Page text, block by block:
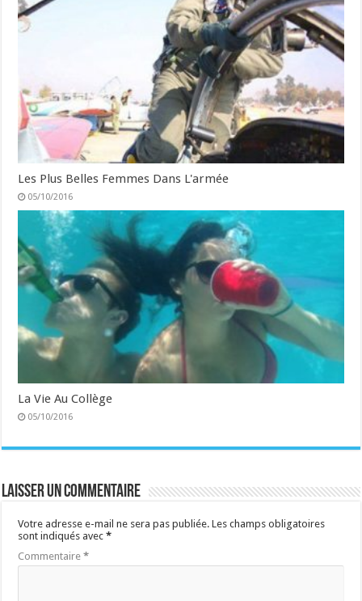
Les Plus Belles Femmes Dans L'armée
05/10/2016
La Vie Au Collège
05/10/2016
Laisser un commentaire
Votre adresse e-mail ne sera pas publiée. Les champs obligatoires
sont indiqués avec*
Commentaire*